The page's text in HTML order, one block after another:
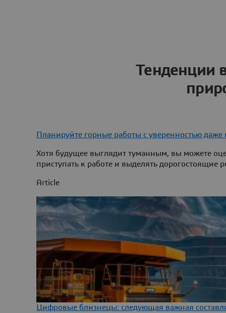
Тенденции
Планируйте горные работы с уверенностью
Хотя будущее выглядит туманным, вы можете
приступать к работе и выделять дорогостоящие
Article
Цифровые близнецы: следующая важная